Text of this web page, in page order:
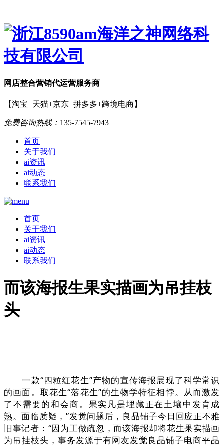
网店整合营销代运营服务商
【淘宝+天猫+京东+拼多多+跨境电商】
免费咨询热线： 135-7545-7943
首页
关于我们
ai资讯
ai动态
联系我们
首页
关于我们
ai资讯
ai动态
联系我们
而该海报生果实描画为吊挂枝
头
一款“四粒红花生”产物的宣传海报展现了科学常识
的画面。取花生“落花生”的生物学特征相悖。从而激发
了不需要的和会商。果实凡是埋藏正在土壤中发育成
熟。面临质疑，”发觉问题后，良品铺子今日回应正不雅
旧事记者：“因为工做疏忽，而该海报却将花生果实描画
为吊挂枝头，事务发源于有网友发觉良品铺子电商平品